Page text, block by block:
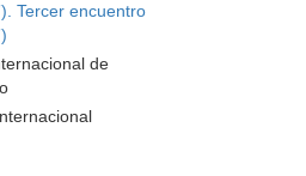
Tercer encuentro
de